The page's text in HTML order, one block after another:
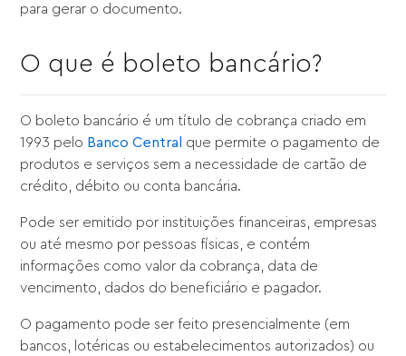
para gerar o documento.
O que é boleto bancário?
O boleto bancário é um título de cobrança criado em
1993 pelo Banco Central
que permite o pagamento de
produtos e serviços sem a necessidade de cartão de
crédito, débito ou conta bancária.
Pode ser emitido por instituições financeiras, empresas
ou até mesmo por pessoas físicas, e contém
informações como valor da cobrança, data de
vencimento, dados do beneficiário e pagador.
O pagamento pode ser feito presencialmente (em
bancos, lotéricas ou estabelecimentos autorizados) ou